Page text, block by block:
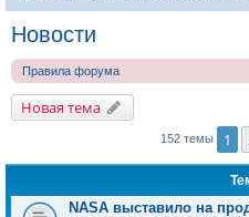
Новости
Правила форума
Новая тема
152 темы 1
NASA выставило на